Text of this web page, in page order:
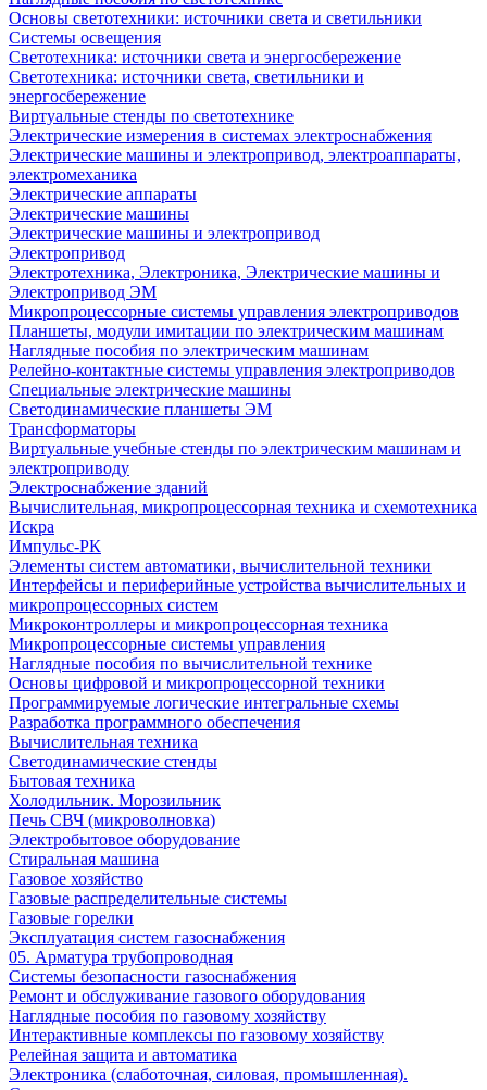
Основы светотехники: источники света и светильники
Системы освещения
Светотехника: источники света и энергосбережение
Светотехника: источники света, светильники и
энергосбережение
Виртуальные стенды по светотехнике
Электрические измерения в системах электроснабжения
Электрические машины и электропривод, электроаппараты,
электромеханика
Электрические аппараты
Электрические машины
Электрические машины и электропривод
Электропривод
Электротехника, Электроника, Электрические машины и
Электропривод ЭМ
Микропроцессорные системы управления электроприводов
Планшеты, модули имитации по электрическим машинам
Наглядные пособия по электрическим машинам
Релейно-контактные системы управления электроприводов
Специальные электрические машины
Светодинамические планшеты ЭМ
Трансформаторы
Виртуальные учебные стенды по электрическим машинам и
электроприводу
Электроснабжение зданий
Вычислительная, микропроцессорная техника и схемотехника
Искра
Импульс-РК
Элементы систем автоматики, вычислительной техники
Интерфейсы и периферийные устройства вычислительных и
микропроцессорных систем
Микроконтроллеры и микропроцессорная техника
Микропроцессорные системы управления
Наглядные пособия по вычислительной технике
Основы цифровой и микропроцессорной техники
Программируемые логические интегральные схемы
Разработка программного обеспечения
Вычислительная техника
Светодинамические стенды
Бытовая техника
Холодильник. Морозильник
Печь СВЧ (микроволновка)
Электробытовое оборудование
Стиральная машина
Газовое хозяйство
Газовые распределительные системы
Газовые горелки
Эксплуатация систем газоснабжения
05. Арматура трубопроводная
Системы безопасности газоснабжения
Ремонт и обслуживание газового оборудования
Наглядные пособия по газовому хозяйству
Интерактивные комплексы по газовому хозяйству
Релейная защита и автоматика
Электроника (слаботочная, силовая, промышленная).